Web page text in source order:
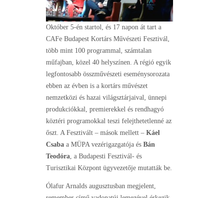
Október 5-én startol, és 17 napon át tart a
CAFe Budapest Kortárs Művészeti Fesztivál,
több mint 100 programmal, számtalan
műfajban, közel 40 helyszínen. A régió egyik
legfontosabb összművészeti eseménysorozata
ebben az évben is a kortárs művészet
nemzetközi és hazai világsztárjaival, ünnepi
produkciókkal, premierekkel és rendhagyó
köztéri programokkal teszi felejthetetlenné az
őszt. A Fesztivált – mások mellett – Káel
Csaba a MÜPA vezérigazgatója és Bán
Teodóra , a Budapesti Fesztivál- és
Turisztikai Központ ügyvezetője mutatták be.
Ólafur Arnalds augusztusban megjelent,